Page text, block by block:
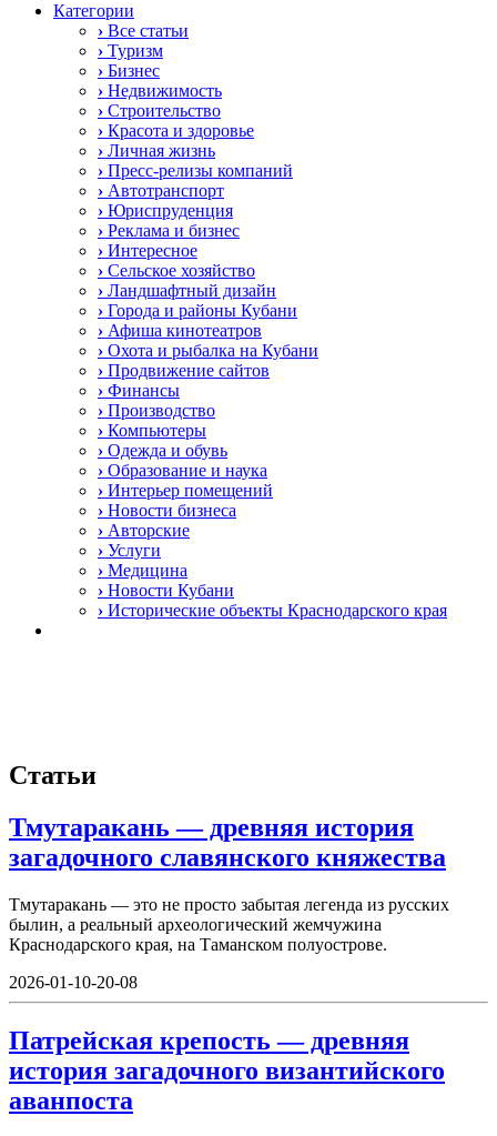
Категории
› Все статьи
› Туризм
› Бизнес
› Недвижимость
› Строительство
› Красота и здоровье
› Личная жизнь
› Пресс-релизы компаний
› Автотранспорт
› Юриспруденция
› Реклама и бизнес
› Интересное
› Сельское хозяйство
› Ландшафтный дизайн
› Города и районы Кубани
› Афиша кинотеатров
› Охота и рыбалка на Кубани
› Продвижение сайтов
› Финансы
› Производство
› Компьютеры
› Одежда и обувь
› Образование и наука
› Интерьер помещений
› Новости бизнеса
› Авторские
› Услуги
› Медицина
› Новости Кубани
› Исторические объекты Краснодарского края
Статьи
Тмутаракань — древняя история
загадочного славянского княжества
Тмутаракань — это не просто забытая легенда из русских
былин, а реальный археологический жемчужина
Краснодарского края, на Таманском полуострове.
2026-01-10-20-08
Патрейская крепость — древняя
история загадочного византийского
аванпоста